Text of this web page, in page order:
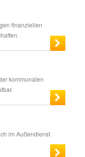
finanziellen
kommunalen
im Außendienst